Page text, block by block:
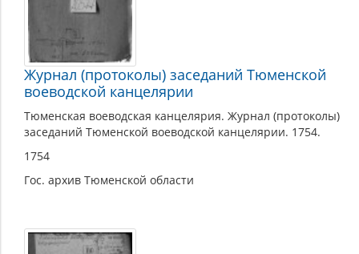
Журнал (протоколы) заседаний Тюменской
воеводской канцелярии
Тюменская воеводская канцелярия. Журнал (протоколы)
заседаний Тюменской воеводской канцелярии. 1754.
1754
Гос. архив Тюменской области